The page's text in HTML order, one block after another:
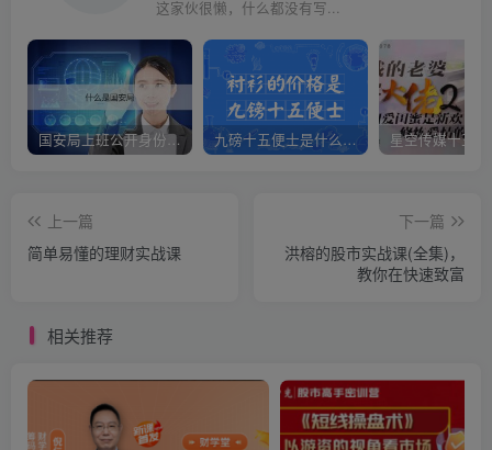
这家伙很懒，什么都没有写...
国安局上班公开身份是什么（国安身份对家人保密吗） 九磅十五便士是什么意思（九磅十五便士是什么梗）
上一篇
简单易懂的理财实战课
下一篇
洪榕的股市实战课(全集)，
教你在快速致富
相关推荐